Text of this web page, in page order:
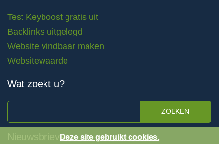
Test Keyboost gratis uit
Backlinks uitgelegd
Website vindbaar maken
Websitewaarde
Wat zoekt u?
ZOEKEN
NieuwsbrievenDeze site gebruikt cookies.